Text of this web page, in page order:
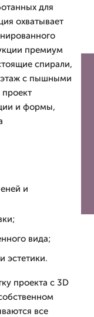
для
охватывает
премиум
спирали,
этаж с пышными
и формы,
и
вида;
эстетики.
проекта с 3D
все